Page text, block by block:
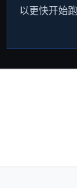
以更快开始跑